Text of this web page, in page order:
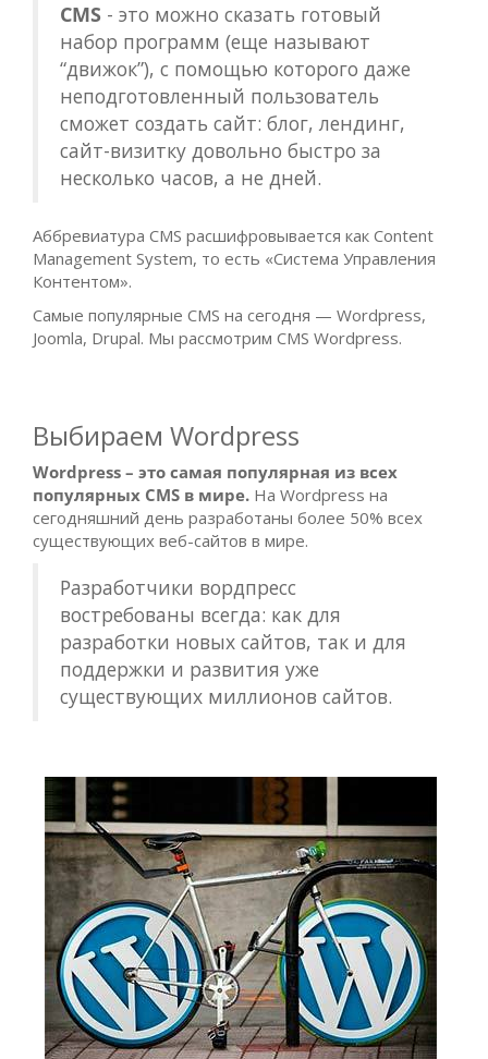
CMS - это можно сказать готовый
набор программ (еще называют
“движок”), с помощью которого даже
неподготовленный пользователь
сможет создать сайт: блог, лендинг,
сайт-визитку довольно быстро за
несколько часов, а не дней.
Аббревиатура CMS расшифровывается как Content
Management System, то есть «Система Управления
Контентом».
Самые популярные CMS на сегодня — Wordpress,
Joomla, Drupal. Мы рассмотрим CMS Wordpress.
Выбираем Wordpress
Wordpress – это самая популярная из всех
популярных CMS в мире. На Wordpress на
сегодняшний день разработаны более 50% всех
существующих веб-сайтов в мире.
Разработчики вордпресс
востребованы всегда: как для
разработки новых сайтов, так и для
поддержки и развития уже
существующих миллионов сайтов.